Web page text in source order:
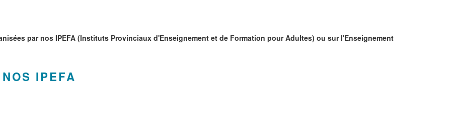
par nos IPEFA (Instituts Provinciaux d'Enseignement et de Formation pour Adultes) ou sur l'Enseignement
IPEFA